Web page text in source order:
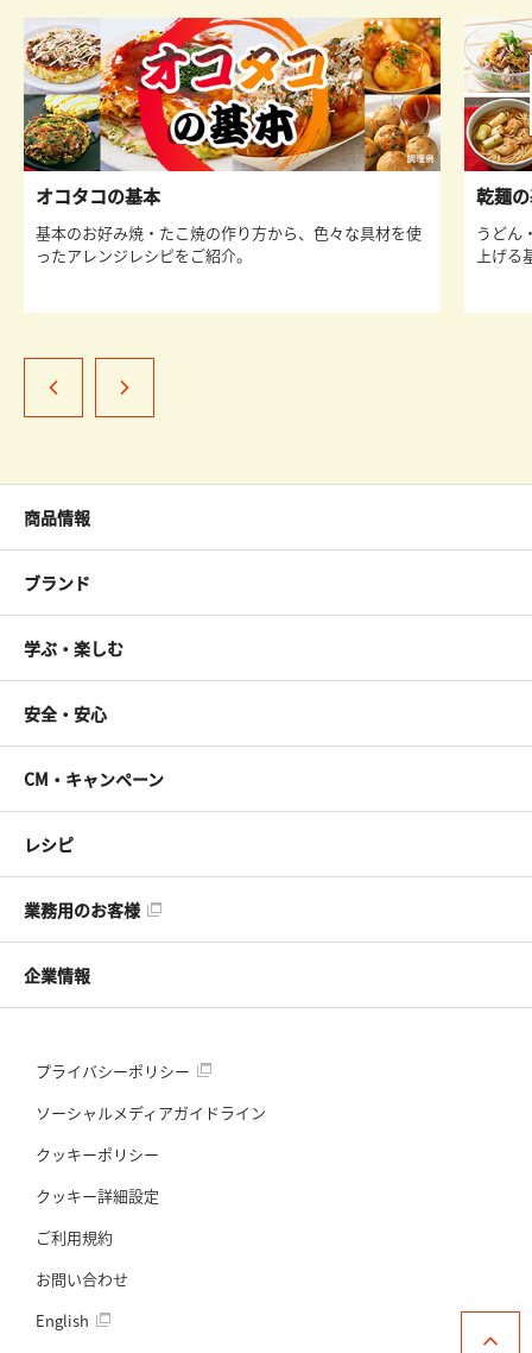
オコタコの基本
基本のお好み焼・たこ焼の作り方から、色々な具材を使
ったアレンジレシピをご紹介。
乾麺
うどん
上げ
商品情報
ブランド
学ぶ・楽しむ
安全・安心
CM・キャンペーン
レシピ
業務用のお客様
企業情報
プライバシーポリシー
ソーシャルメディアガイドライン
クッキーポリシー
クッキー詳細設定
ご利用規約
お問い合わせ
English